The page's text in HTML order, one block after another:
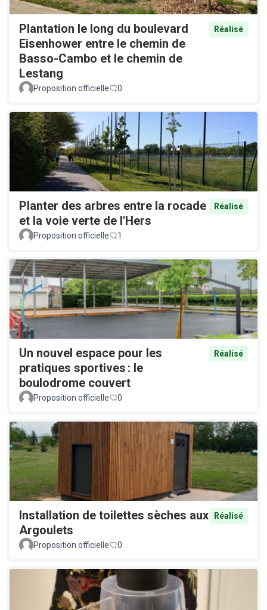
Plantation le long du boulevard
Eisenhower entre le chemin de
Basso-Cambo et le chemin de
Lestang
Réalisé
Proposition officielle 0
Planter des arbres entre la rocade
et la voie verte de l'Hers
Réalisé
Proposition officielle 1
Un nouvel espace pour les
pratiques sportives : le
boulodrome couvert
Réalisé
Proposition officielle 0
Installation de toilettes sèches aux
Argoulets
Réalisé
Proposition officielle 0